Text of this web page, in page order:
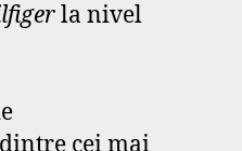
la nivel
cei mai